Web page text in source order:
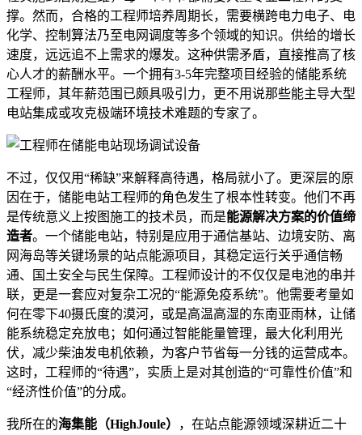
撑。然而，合格的工程师培养周期长，需要横跨电力电子、电
化学、控制算法乃至电网调度等多个领域的知识。供给的增长
速度，远远追不上需求的爆发。这种供需矛盾，直接推高了核
心人才的薪酬水平。一个拥有3-5年完整项目经验的储能系统
工程师，其年薪范围已颇具吸引力，更不用说那些能主导大型
电站集成或攻克极端环境技术难题的专家了。
不过，仅仅用“稀缺”来解释高待遇，格局就小了。更深层的原
因在于，储能电站工程师的角色发生了根本性转变。他们不再
是传统意义上按图施工的技术员，而是能源解决方案的价值缔
造者。一个储能电站，特别是应用于通信基站、边境安防、离
网海岛等关键场景的站点能源项目，其稳定运行关乎通信畅
通、国土安全与民生保障。工程师设计的不仅仅是电池的串并
联，更是一套应对复杂工况的“能源免疫系统”。他需要考量如
何在零下40摄氏度的漠河，或是高温高湿的东南亚雨林，让储
能系统稳定充放电；如何通过智能能量管理，最大化利用光
伏，减少柴油发电机依赖，为客户节省每一分钱的运营成本。
这时，工程师的“待遇”，实质上是对其创造的“可靠性价值”和
“经济性价值”的分成。
我所在的海集能（HighJoule）
，在站点能源领域深耕近二十